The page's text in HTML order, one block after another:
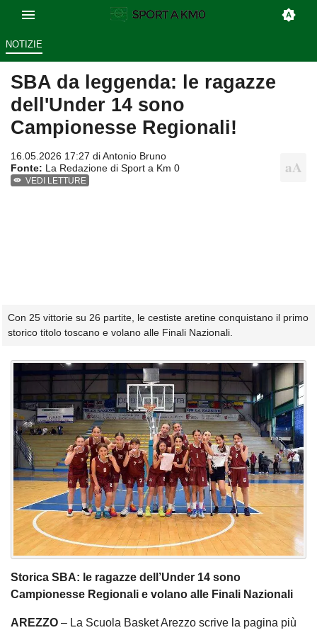
NOTIZIE
SBA da leggenda: le ragazze
dell'Under 14 sono
Campionesse Regionali!
16.05.2026 17:27 diAntonio Bruno
Fonte: La Redazione di Sport a Km 0
VEDI LETTURE
Con 25 vittorie su 26 partite, le cestiste aretine conquistano il primo
storico titolo toscano e volano alle Finali Nazionali.
Storica SBA: le ragazze dell’Under 14 sono
Campionesse Regionali e volano alle Finali Nazionali
AREZZO – La Scuola Basket Arezzo scrive la pagina più